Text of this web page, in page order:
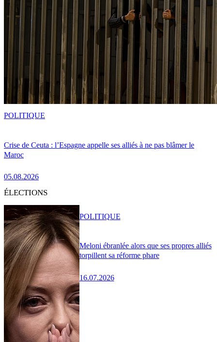
Crise de Ceuta : l’Espagne appelle ses alliés à ne pas blâmer le
Maroc
05.08.2026
POLITIQUE
ÉLECTIONS
Meloni ébranlée alors que ses propres alliés
torpillent sa réforme phare
16.07.2026
POLITIQUE